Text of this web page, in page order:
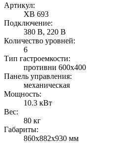
Артикул:
XB 693
Подключение:
380 В, 220 В
Количество уровней:
6
Тип гастроемкости:
противни 600х400
Панель управления:
механическая
Мощность:
10.3 кВт
Вес:
80 кг
Габариты:
860х882х930 мм